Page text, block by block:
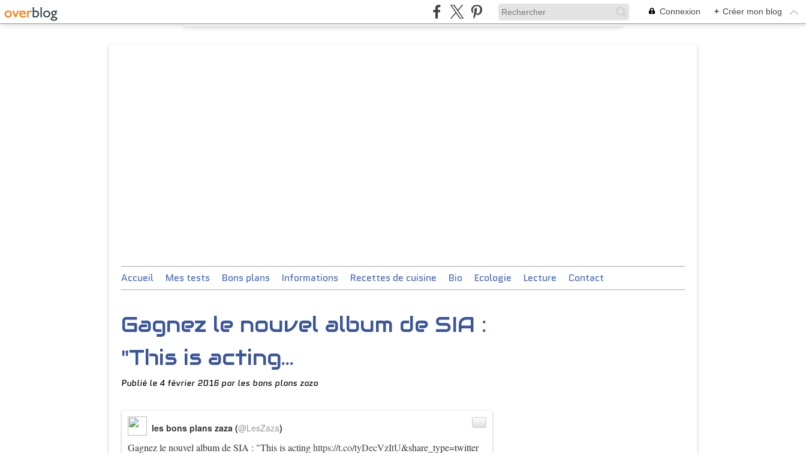
Connexion + Créer mon blog
Accueil Mes tests Bons plans Informations Recettes de cuisine Bio Ecologie Lecture Contact
Gagnez le nouvel album de SIA :
"This is acting...
Publié le 4 février 2016 par les bons plans zaza
Gagnez le nouvel album de SIA : "This is actinghttps://t.co/tyDecVzItU&share_type=twitter
les bons plans zaza (@LesZaza)